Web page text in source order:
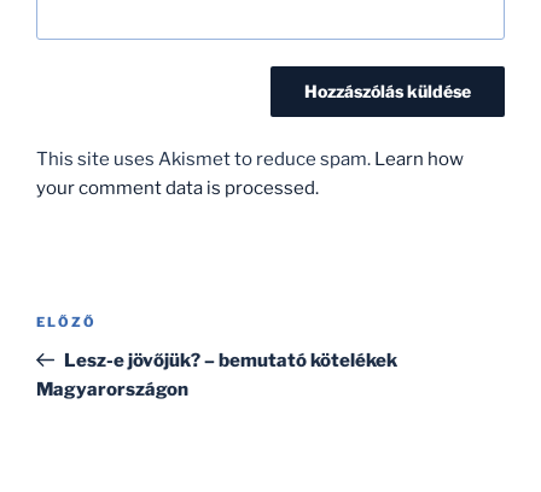
This site uses Akismet to reduce spam. Learn how
your comment data is processed.
Bejegyzés
Korábbi
bejegyzés
ELŐZŐ
Lesz-e jövőjük? – bemutató kötelékek
Magyarországon